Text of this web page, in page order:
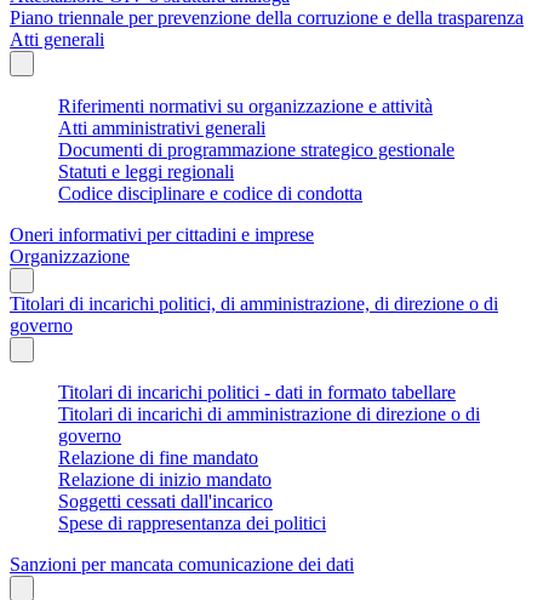
Piano triennale per prevenzione della corruzione e della trasparenza
Atti generali
Riferimenti normativi su organizzazione e attività
Atti amministrativi generali
Documenti di programmazione strategico gestionale
Statuti e leggi regionali
Codice disciplinare e codice di condotta
Oneri informativi per cittadini e imprese
Organizzazione
Titolari di incarichi politici, di amministrazione, di direzione o di
governo
Titolari di incarichi politici - dati in formato tabellare
Titolari di incarichi di amministrazione di direzione o di
governo
Relazione di fine mandato
Relazione di inizio mandato
Soggetti cessati dall'incarico
Spese di rappresentanza dei politici
Sanzioni per mancata comunicazione dei dati